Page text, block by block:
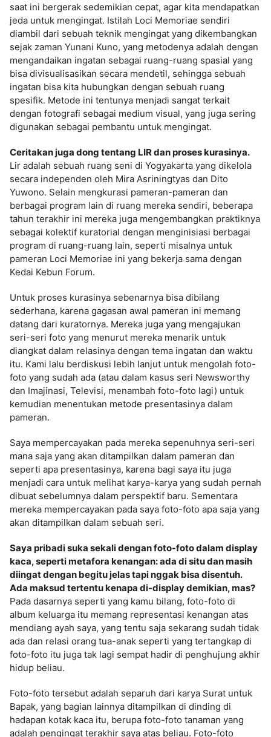
saat ini bergerak sedemikian cepat, agar kita mendapatkan
jeda untuk mengingat. Istilah Loci Memoriae sendiri
diambil dari sebuah teknik mengingat yang dikembangkan
sejak zaman Yunani Kuno, yang metodenya adalah dengan
mengandaikan ingatan sebagai ruang-ruang spasial yang
bisa divisualisasikan secara mendetil, sehingga sebuah
ingatan bisa kita hubungkan dengan sebuah ruang
spesifik. Metode ini tentunya menjadi sangat terkait
dengan fotografi sebagai medium visual, yang juga sering
digunakan sebagai pembantu untuk mengingat.
Ceritakan juga dong tentang LIR dan proses kurasinya.
Lir adalah sebuah ruang seni di Yogyakarta yang dikelola
secara independen oleh Mira Asriningtyas dan Dito
Yuwono. Selain mengkurasi pameran-pameran dan
berbagai program lain di ruang mereka sendiri, beberapa
tahun terakhir ini mereka juga mengembangkan praktiknya
sebagai kolektif kuratorial dengan menginisiasi berbagai
program di ruang-ruang lain, seperti misalnya untuk
pameran Loci Memoriae ini yang bekerja sama dengan
Kedai Kebun Forum.
Untuk proses kurasinya sebenarnya bisa dibilang
sederhana, karena gagasan awal pameran ini memang
datang dari kuratornya. Mereka juga yang mengajukan
seri-seri foto yang menurut mereka menarik untuk
diangkat dalam relasinya dengan tema ingatan dan waktu
itu. Kami lalu berdiskusi lebih lanjut untuk mengolah foto-
foto yang sudah ada (atau dalam kasus seri Newsworthy
dan Imajinasi, Televisi, menambah foto-foto lagi) untuk
kemudian menentukan metode presentasinya dalam
pameran.
Saya mempercayakan pada mereka sepenuhnya seri-seri
mana saja yang akan ditampilkan dalam pameran dan
seperti apa presentasinya, karena bagi saya itu juga
menjadi cara untuk melihat karya-karya yang sudah pernah
dibuat sebelumnya dalam perspektif baru. Sementara
mereka mempercayakan pada saya foto-foto apa saja yang
akan ditampilkan dalam sebuah seri.
Saya pribadi suka sekali dengan foto-foto dalam display
kaca, seperti metafora kenangan: ada di situ dan masih
diingat dengan begitu jelas tapi nggak bisa disentuh.
Ada maksud tertentu kenapa di-display demikian, mas?
Pada dasarnya seperti yang kamu bilang, foto-foto di
album keluarga itu memang representasi kenangan atas
mendiang ayah saya, yang tentu saja sekarang sudah tidak
ada dan relasi orang tua-anak seperti yang tertangkap di
foto-foto itu juga tak lagi sempat hadir di penghujung akhir
hidup beliau.
Foto-foto tersebut adalah separuh dari karya Surat untuk
Bapak, yang bagian lainnya ditampilkan di dinding di
hadapan kotak kaca itu, berupa foto-foto tanaman yang
adalah pengingat terakhir saya atas beliau. Foto-foto